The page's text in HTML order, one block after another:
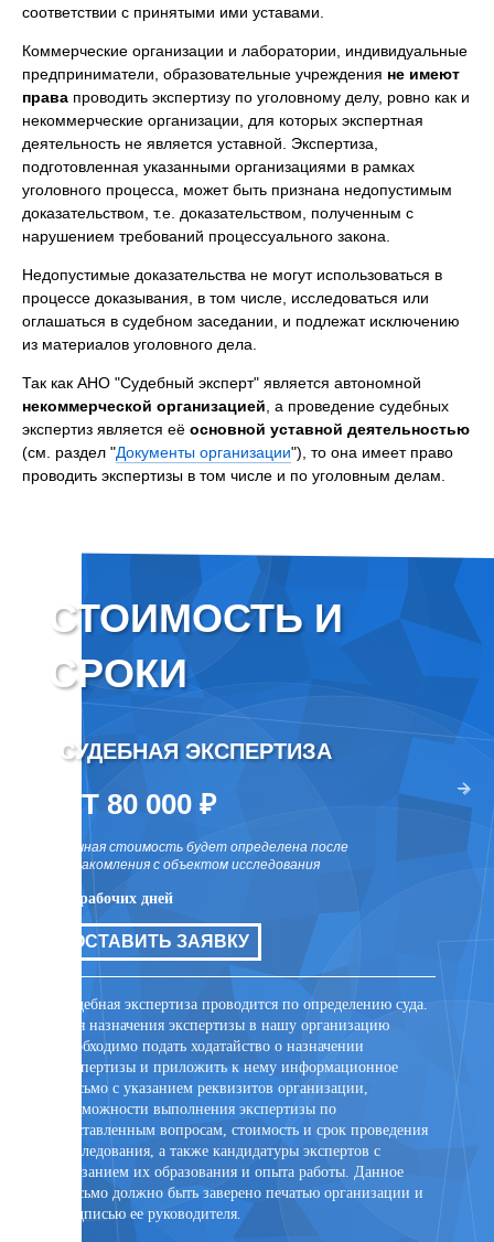
соответствии с принятыми ими уставами.
Коммерческие организации и лаборатории, индивидуальные
предприниматели, образовательные учреждения не имеют
права проводить экспертизу по уголовному делу, ровно как и
некоммерческие организации, для которых экспертная
деятельность не является уставной. Экспертиза,
подготовленная указанными организациями в рамках
уголовного процесса, может быть признана недопустимым
доказательством, т.е. доказательством, полученным с
нарушением требований процессуального закона.
Недопустимые доказательства не могут использоваться в
процессе доказывания, в том числе, исследоваться или
оглашаться в судебном заседании, и подлежат исключению
из материалов уголовного дела.
Так как АНО "Судебный эксперт" является автономной
некоммерческой организацией , а проведение судебных
экспертиз является её основной уставной деятельностью
(см. раздел "Документы организации"), то она имеет право
проводить экспертизы в том числе и по уголовным делам.
СТОИМОСТЬ И
СРОКИ
СУДЕБНАЯ ЭКСПЕРТИЗА
ОТ 80 000 ₽
точная стоимость будет определена после
ознакомления с объектом исследования
10 рабочих дней
ОСТАВИТЬ ЗАЯВКУ
Судебная экспертиза проводится по определению суда.
Для назначения экспертизы в нашу организацию
необходимо подать ходатайство о назначении
экспертизы и приложить к нему информационное
письмо с указанием реквизитов организации,
возможности выполнения экспертизы по
поставленным вопросам, стоимость и срок проведения
исследования, а также кандидатуры экспертов с
указанием их образования и опыта работы. Данное
письмо должно быть заверено печатью организации и
подписью ее руководителя.
ОТ